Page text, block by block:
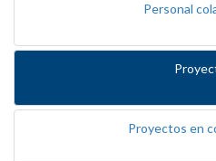
Personal
Proyectos en